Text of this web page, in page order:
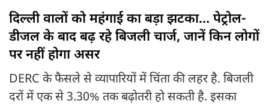
दिल्ली वालों को महंगाई का बड़ा झटका… पेट्रोल-
डीजल के बाद बढ़ रहे बिजली चार्ज, जानें किन लोगों
पर नहीं होगा असर
DERC के फैसले से व्यापारियों में चिंता की लहर है. बिजली
दरों में एक से 3.30% तक बढ़ोतरी हो सकती है. इसका